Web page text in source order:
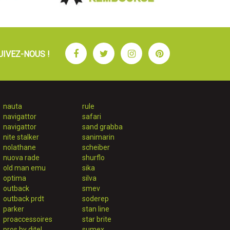
NOUS ! FacebookTwitterInstagramPinterest
nauta
navigattor
navigattor
nite stalker
nolathane
nuova rade
old man emu
optima
outback
outback prdt
parker
proaccessoires
rule
safari
sand grabba
sanimarin
scheiber
shurflo
sika
silva
smev
soderep
stan line
star brite